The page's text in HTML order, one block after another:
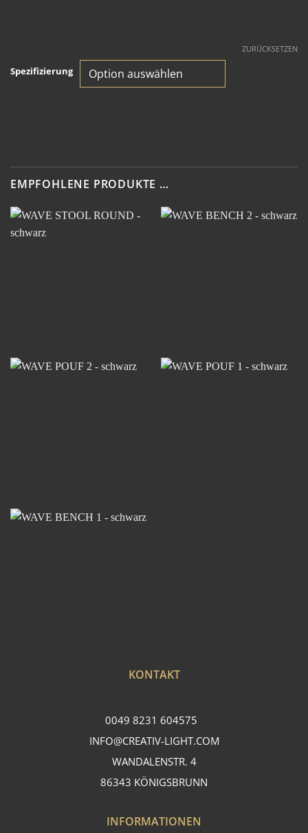
Spezifizierung
ZURÜCKSETZEN
EMPFOHLENE PRODUKTE …
KONTAKT
0049 8231 604575
INFO@CREATIV-LIGHT.COM
WANDALENSTR. 4
86343 KÖNIGSBRUNN
INFORMATIONEN